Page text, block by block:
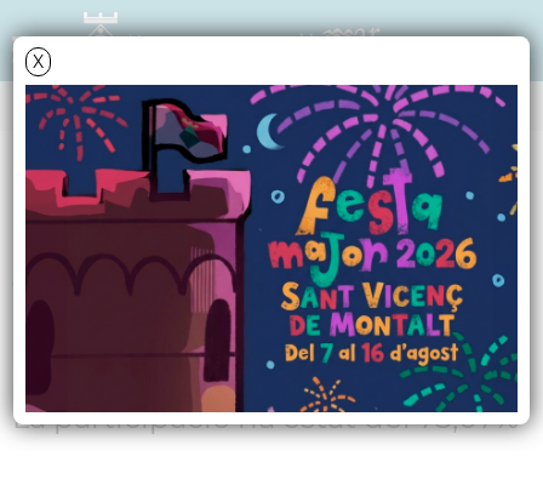
X
NOTÍCIES - ACTUALITAT
ERC-Sobiranistes
torna a guanyar les
eleccions al Congrés
La participació ha estat del 75,07%